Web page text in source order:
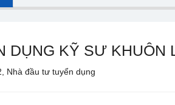
DỤNG KỸ SƯ KHUÔN
Nhà đầu tư tuyển dụng